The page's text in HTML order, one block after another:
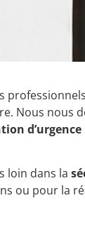
Nous nous
d’urgence
loin dans la
ou pour la